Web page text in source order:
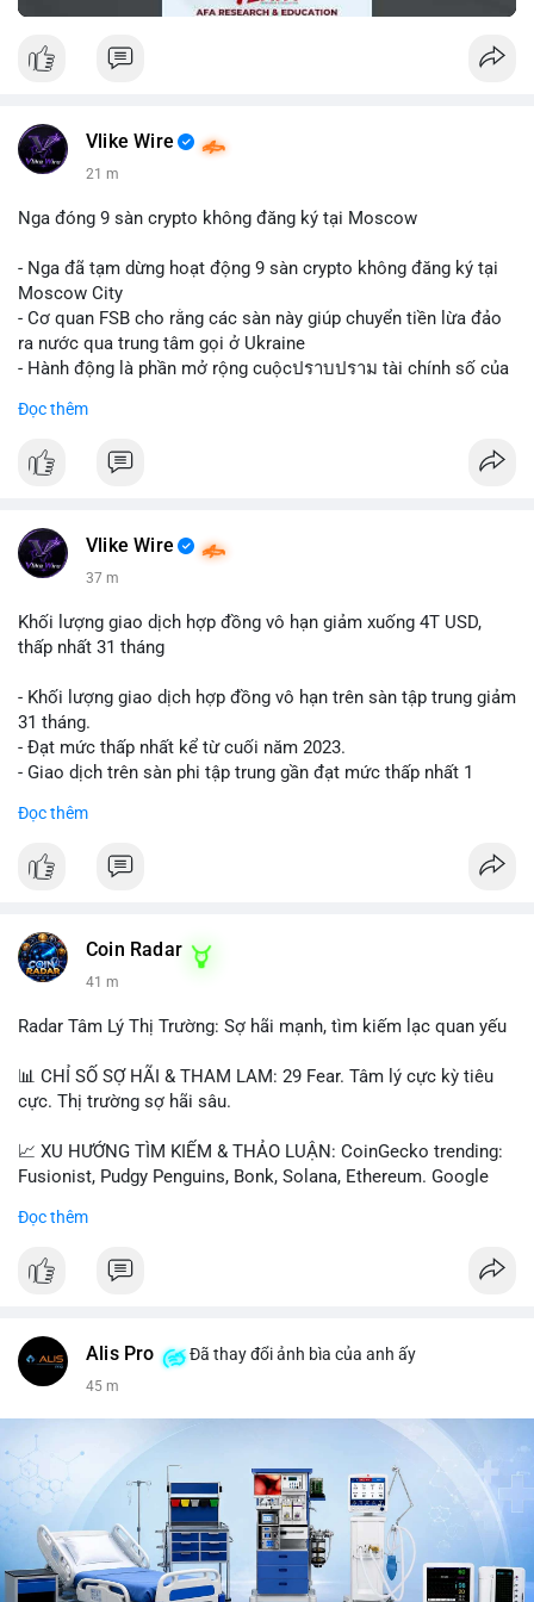
Vlike Wire
21 m
Nga đóng 9 sàn crypto không đăng ký tại Moscow
- Nga đã tạm dừng hoạt động 9 sàn crypto không đăng ký tại
Moscow City
- Cơ quan FSB cho rằng các sàn này giúp chuyển tiền lừa đảo
ra nước qua trung tâm gọi ở Ukraine
- Hành động là phần mở rộng cuộcปราบปราม tài chính số của
📰 Nguồn: Cointelegraph
Đọc thêm
Vlike Wire
37 m
Khối lượng giao dịch hợp đồng vô hạn giảm xuống 4T USD,
thấp nhất 31 tháng
- Khối lượng giao dịch hợp đồng vô hạn trên sàn tập trung giảm
31 tháng.
- Đạt mức thấp nhất kể từ cuối năm 2023.
- Giao dịch trên sàn phi tập trung gần đạt mức thấp nhất 1
#vlikevn #titanbot
Đọc thêm
Coin Radar
41 m
Radar Tâm Lý Thị Trường: Sợ hãi mạnh, tìm kiếm lạc quan yếu
📊 CHỈ SỐ SỢ HÃI & THAM LAM: 29 Fear. Tâm lý cực kỳ tiêu
cực. Thị trường sợ hãi sâu.
📈 XU HƯỚNG TÌM KIẾM & THẢO LUẬN: CoinGecko trending:
Fusionist, Pudgy Penguins, Bonk, Solana, Ethereum. Google
tiêu, vũ khí hạt nhân, đội tuyển Brasil, cúp U20 Châu Á.
UFC 310, Premier League, Champions League, NCAA Football,
MrBeast, Google. Binance Square: nhiều post về lệnh long, lợi
nhuận, $HFT/$SKYAI, $RIVER, $WLD, $ALLO, Top trader 30
💬 DÒNG CHẢY TIN TỨC & TRUYỀN THÔNG: Telegram
CoinTelegraph: Saylor nói Bitcoin không cần rõ ràng, Mỹ cần
rõ ràng; CEX futures volume giảm xuống $4 tỷ trong tháng 7,
thấp nhất từ tháng 12/2023; Prophet Market ra mắt thị trường
dự đoán human vs AI; Trump nói crypto làเรื่อง lớn, người dùng
Đọc thêm
Alis Pro Đã thay đổi ảnh bìa của anh ấy
45 m